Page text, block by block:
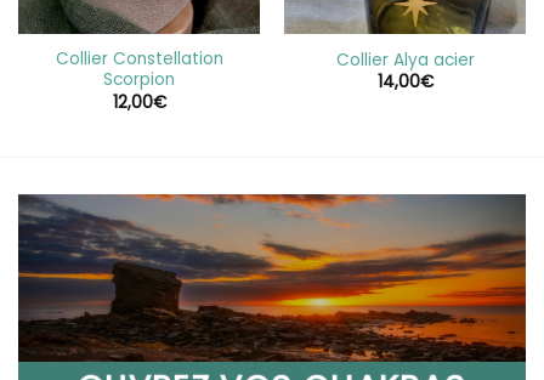
Collier Constellation
Scorpion
12,00€
Collier Alya acier
14,00€